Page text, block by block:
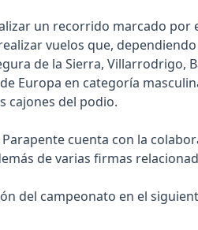
un recorrido marcado
vuelos que,
de la Sierra, Villarrodrigo,
Europa en categoría
cajones del podio.
cuenta con la
de varias firmas
del campeonato en el